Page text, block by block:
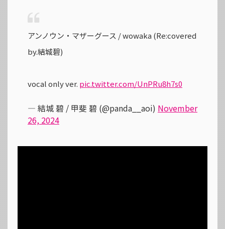
アンノウン・マザーグース / wowaka (Re:covered
by.結城碧)
vocal only ver. pic.twitter.com/UnPRu8h7s0
— 結城 碧 / 甲斐 碧 (@panda__aoi) November
26, 2024